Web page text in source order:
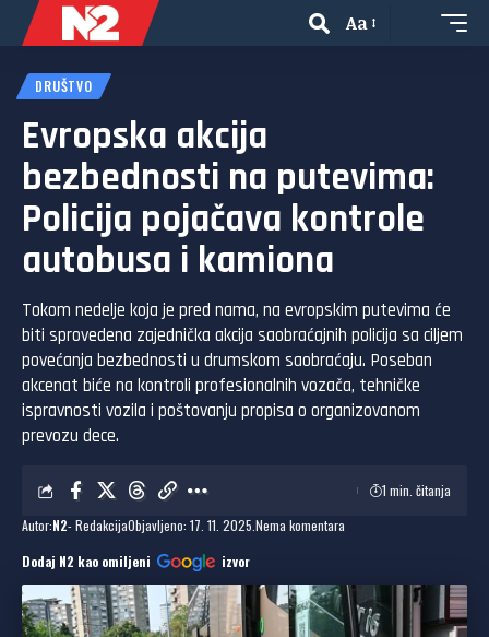
Aa
DRUŠTVO
Evropska akcija
bezbednosti na putevima:
Policija pojačava kontrole
autobusa i kamiona
Tokom nedelje koja je pred nama, na evropskim putevima će
biti sprovedena zajednička akcija saobraćajnih policija sa ciljem
povećanja bezbednosti u drumskom saobraćaju. Poseban
akcenat biće na kontroli profesionalnih vozača, tehničke
ispravnosti vozila i poštovanju propisa o organizovanom
prevozu dece.
Autor:N2- RedakcijaObjavljeno: 17. 11. 2025. Nema komentara
1 min. čitanja
Dodaj N2 kao omiljeni izvor